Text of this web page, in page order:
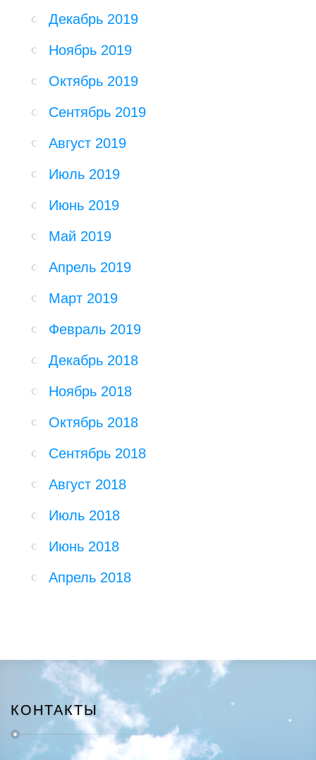
Декабрь 2019
Ноябрь 2019
Октябрь 2019
Сентябрь 2019
Август 2019
Июль 2019
Июнь 2019
Май 2019
Апрель 2019
Март 2019
Февраль 2019
Декабрь 2018
Ноябрь 2018
Октябрь 2018
Сентябрь 2018
Август 2018
Июль 2018
Июнь 2018
Апрель 2018
КОНТАКТЫ